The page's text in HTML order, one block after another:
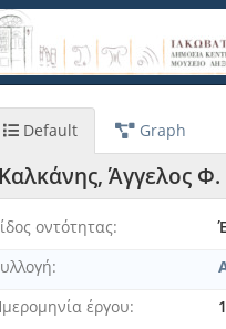
Default Graph
Καλκάνης, Άγγελος
οντότητας
έργου